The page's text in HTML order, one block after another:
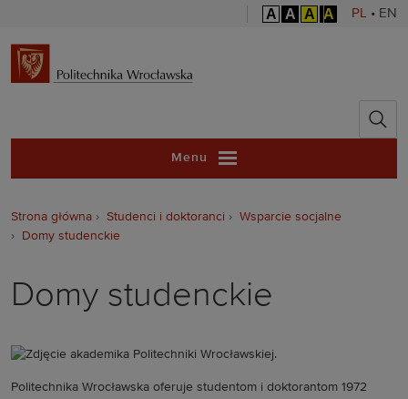
A A A A PL • EN
Politechnika
Menu
Strona główna Studenci i doktoranci
Wsparcie socjalne
Domy studenckie
Domy studenckie
Politechnika Wrocławska oferuje studentom i doktorantom 1972